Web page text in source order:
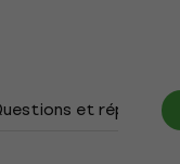
et réponses